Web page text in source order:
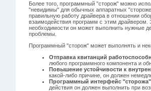
Более того, программный "сторож" можно
"невидимы" для обычных аппаратных
правильную работу драйвера в отношении
взаимодействия программ с этим
необходимости он может выполнить нужные
проблемы.
Программный "сторож" может выполнять и
Отправка квитанций
любого программного компонента и
Повышение устойчивости к
какой-либо причине, он должен
Программный интерфейс "сторожа"
действия он должен выполнить при